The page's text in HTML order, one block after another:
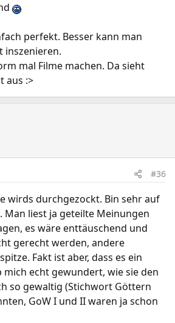
perfekt. Besser kann man
inszenieren.
mal Filme machen. Da sieht
aus :>
#36
wirds durchgezockt. Bin sehr auf
Man liest ja geteilte Meinungen
es wäre enttäuschend und
gerecht werden, andere
Fakt ist aber, dass es ein
mich echt gewundert, wie sie den
so gewaltig (Stichwort Göttern
GoW I und II waren ja schon